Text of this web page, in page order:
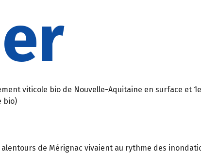
viticole bio de Nouvelle-Aquitaine en surface et
bio)
de Mérignac vivaient au rythme des